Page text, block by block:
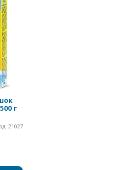
г
21027